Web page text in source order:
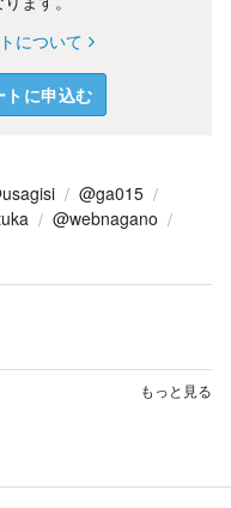
について
に申込む
@ga015
@webnagano
もっと見る